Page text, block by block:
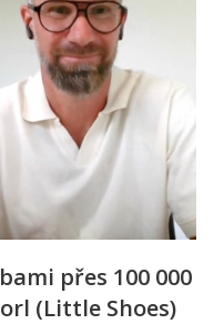
přes 100 000
(Little Shoes)